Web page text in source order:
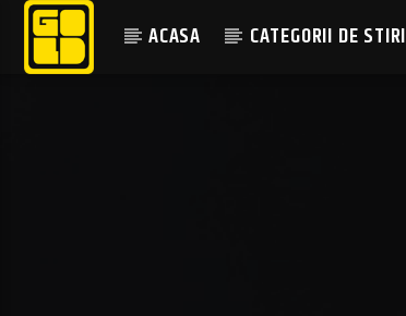
ACASA CATEGORII DE STIRI